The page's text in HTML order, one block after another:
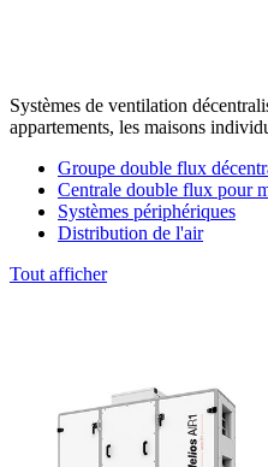
Systèmes de ventilation
appartements, les maisons
Groupe double flux
Centrale double flux pour
Systèmes périphériques
Distribution de l'air
Tout afficher